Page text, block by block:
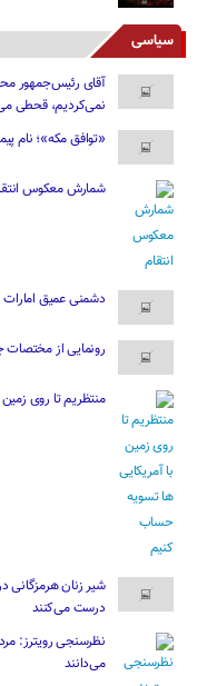
سیاسی
آقای رئیس‌جمهور
نمی‌کردیم، قحطی
«توافق مکه»؛ نام
شمارش معکوس
دشمنی عمیق امارات
رونمایی از مختصات
منتظریم تا روی
شیر زنان هرمزگانی
درست می‌کنند
نظرسنجی رویترز:
می‌دانند